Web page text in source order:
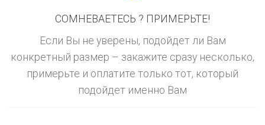
СОМНЕВАЕТЕСЬ ? ПРИМЕРЬТЕ!
Если Вы не уверены, подойдет ли Вам
конкретный размер – закажите сразу несколько,
примерьте и оплатите только тот, который
подойдет именно Вам